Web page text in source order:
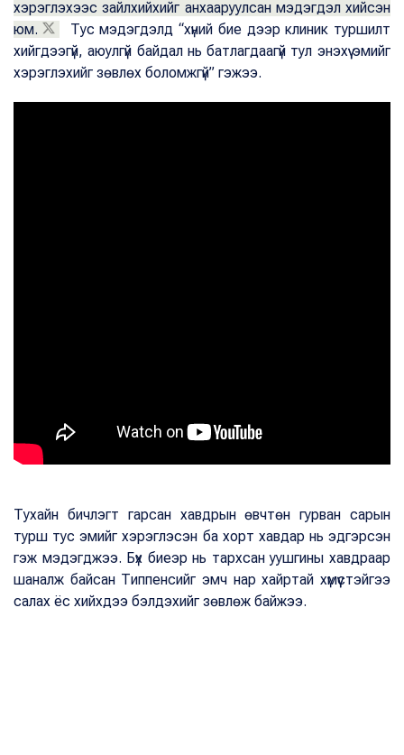
хэрэглэхээс зайлхийхийг анхааруулсан мэдэгдэл хийсэн
юм.
Тус мэдэгдэлд “хүний бие дээр клиник туршилт
хийгдээгүй, аюулгүй байдал нь батлагдаагүй тул энэхүү эмийг
хэрэглэхийг зөвлөх боломжгүй” гэжээ.
Тухайн бичлэгт гарсан хавдрын өвчтөн гурван сарын
турш тус эмийг хэрэглэсэн ба хорт хавдар нь эдгэрсэн
гэж мэдэгджээ. Бүх биеэр нь тархсан уушгины хавдраар
шаналж байсан Типпенсийг эмч нар хайртай хүмүүстэйгээ
салах ёс хийхдээ бэлдэхийг зөвлөж байжээ.